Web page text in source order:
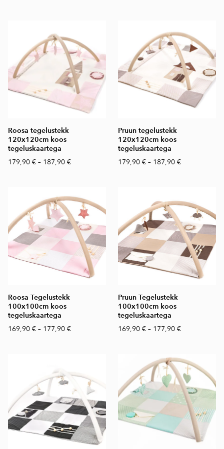
Roosa tegelustekk
120x120cm koos
tegeluskaartega
179,90 € – 187,90 €
Pruun tegelustekk
120x120cm koos
tegeluskaartega
179,90 € – 187,90 €
Roosa Tegelustekk
100x100cm koos
tegeluskaartega
169,90 € – 177,90 €
Pruun Tegelustekk
100x100cm koos
tegeluskaartega
169,90 € – 177,90 €